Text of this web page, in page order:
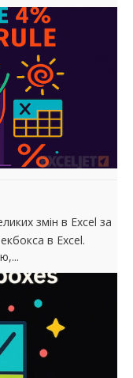
змін в Excel за
в Excel.